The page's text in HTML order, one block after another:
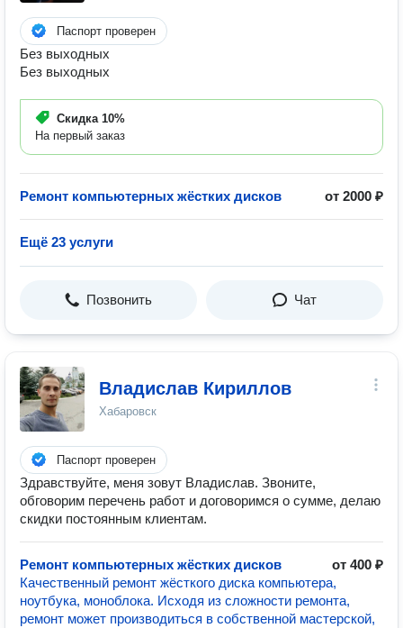
Паспорт проверен
Без выходных
Без выходных
Скидка 10%
На первый заказ
Ремонт компьютерных жёстких дисков от 2000 ₽
Ещё 23 услуги
Позвонить Чат
Владислав Кириллов
Хабаровск
Паспорт проверен
Здравствуйте, меня зовут Владислав. Звоните,
обговорим перечень работ и договоримся о сумме, делаю
скидки постоянным клиентам.
Ремонт компьютерных жёстких дисков
от 400 ₽
Качественный ремонт жёсткого диска компьютера,
ноутбука, моноблока. Исходя из сложности ремонта,
ремонт может производиться в собственной мастерской,